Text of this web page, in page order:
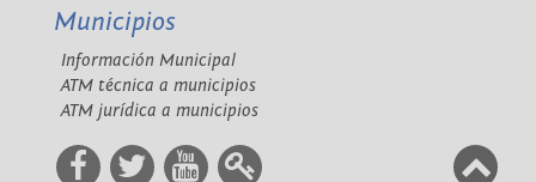
Municipios
Información Municipal
ATM técnica a municipios
ATM jurídica a municipios